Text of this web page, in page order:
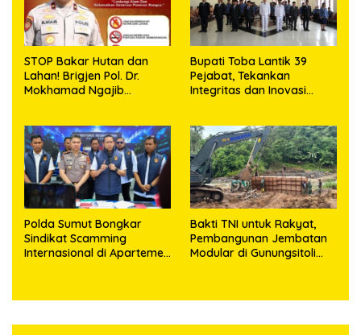
STOP Bakar Hutan dan
Lahan! Brigjen Pol. Dr.
Mokhamad Ngajib
Masa Depan!
Bupati Toba Lantik 39
Pejabat, Tekankan
Integritas dan Inovasi
Polda Sumut Bongkar
Sindikat Scamming
Internasional di Apartemen
Bakti TNI untuk Rakyat,
Pembangunan Jembatan
Modular di Gunungsitoli